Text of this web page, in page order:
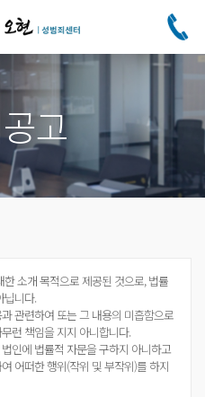
고
소개 목적으로 제공된 것으로, 법률
닙니다.
관련하여 또는 그 내용의 미흡함으로
런 책임을 지지 아니합니다.
인에 법률적 자문을 구하지 아니하고
어떠한 행위(작위 및 부작위)를 하지